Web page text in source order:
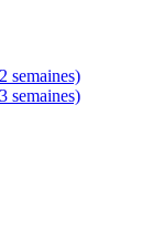
semaines)
semaines)